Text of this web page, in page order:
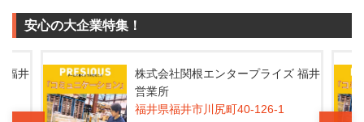
安心の大企業特集！
福井
株式会社関根エンタープライズ 福井
営業所
福井県福井市川尻町40-126-1